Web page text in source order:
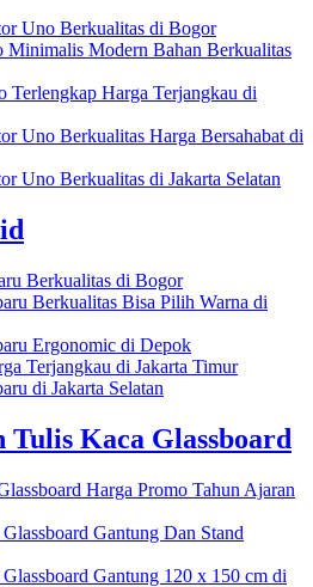
Uno Berkualitas di Bogor
Minimalis Modern Bahan Berkualitas
Terlengkap Harga Terjangkau di
Uno Berkualitas Harga Bersahabat di
Uno Berkualitas di Jakarta Selatan
Berkualitas di Bogor
Berkualitas Bisa Pilih Warna di
Ergonomic di Depok
Terjangkau di Jakarta Timur
di Jakarta Selatan
Tulis Kaca Glassboard
Harga Promo Tahun Ajaran
Gantung Dan Stand
Gantung 120 x 150 cm di